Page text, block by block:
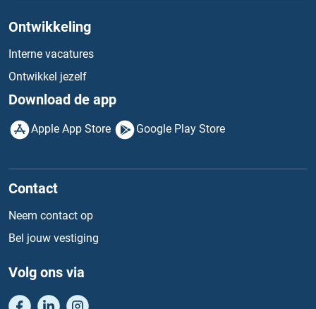
Ontwikkeling
Interne vacatures
Ontwikkel jezelf
Download de app
Apple App Store Google Play Store
Contact
Neem contact op
Bel jouw vestiging
Volg ons via